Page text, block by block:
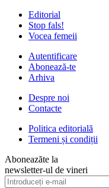
Editorial
Stop fals!
Vocea femeii
Autentificare
Abonează-te
Arhiva
Despre noi
Contacte
Politica editorială
Termeni și condiții
Aboneazăte la
newsletter-ul de vineri